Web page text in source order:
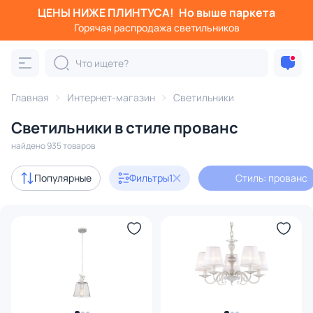
ЦЕНЫ НИЖЕ ПЛИНТУСА! Но выше паркета
Горячая распродажа светильников
Главная Интернет-магазин Светильники
Светильники в стиле прованс
найдено 935 товаров
Популярные Фильтры1 Стиль: прованс
Фильтры
Категория:
Люстры Подвесные светильники Потолочные
Акции 18
465